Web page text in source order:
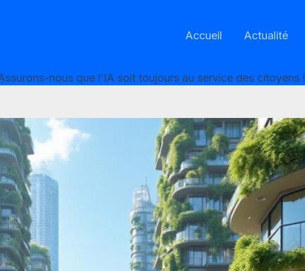
Accueil Actualité
nous que l’IA soit toujours au service des citoyens !